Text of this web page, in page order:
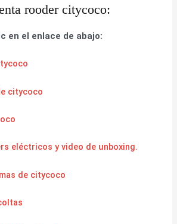
rooder citycoco:
en el enlace de abajo:
citycoco
eléctricos y video de unboxing.
de citycoco